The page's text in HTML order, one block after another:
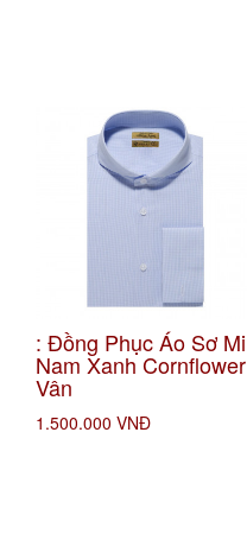
: Đồng Phục Áo Sơ Mi
Nam Xanh Cornflower
Vân
1.500.000 VNĐ